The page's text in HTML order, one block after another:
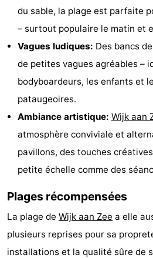
jeux
de
intérieures
de
être
Villages
villes
Sports
Piscines
-
vélo
Randonnée
Terrains
de
golf
-
Peche
Sportive
Equitation
Boire
du sable, la plage est parfaite
– surtout populaire le matin et
Vagues ludiques: Des bancs
de petites vagues agréables –
bodyboardeurs, les enfants et
pataugeoires.
Ambiance artistique: Wijk aan
atmosphère conviviale et
pavillons, des touches
petite échelle comme des
Plages récompensées
La plage de Wijk aan Zee a elle
plusieurs reprises pour sa
installations et la qualité sûre de